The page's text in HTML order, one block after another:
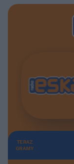
TERAZ
GRAMY